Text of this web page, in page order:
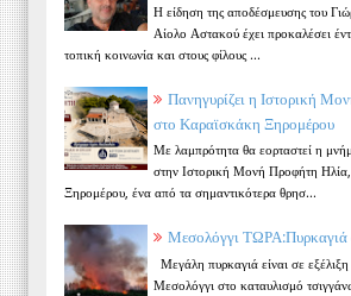
Η είδηση της αποδέσμευσης του
Αίολο Αστακού έχει προκαλέσει
τοπική κοινωνία και στους φίλους ...
Πανηγυρίζει η Ιστορική
στο Καραϊσκάκη Ξηρομέρου
Με λαμπρότητα θα εορταστεί η
στην Ιστορική Μονή Προφήτη
Ξηρομέρου, ένα από τα σημαντικότερα θρησ...
Μεσολόγγι ΤΩΡΑ:Πυρκαγιά
Μεγάλη πυρκαγιά είναι σε
Μεσολόγγι στο καταυλισμό